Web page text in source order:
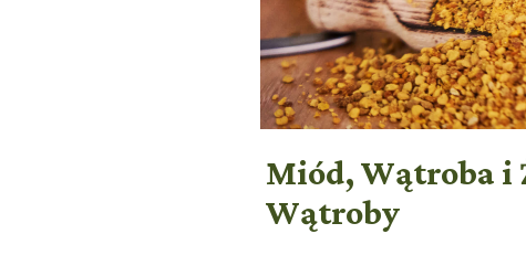
Miód, Wątroba i
Wątroby